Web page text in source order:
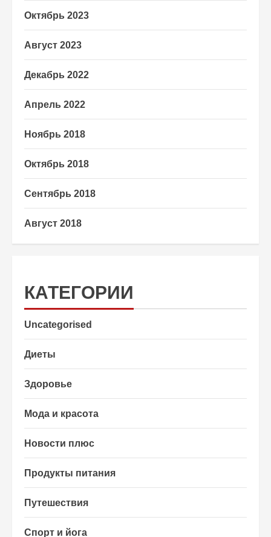
Октябрь 2023
Август 2023
Декабрь 2022
Апрель 2022
Ноябрь 2018
Октябрь 2018
Сентябрь 2018
Август 2018
КАТЕГОРИИ
Uncategorised
Диеты
Здоровье
Мода и красота
Новости плюс
Продукты питания
Путешествия
Спорт и йога